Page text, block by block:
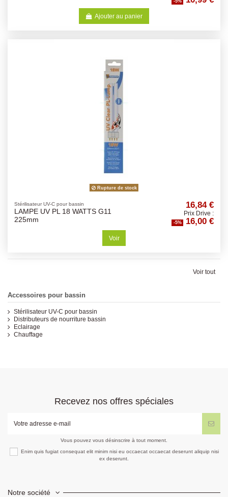
Ajouter au panier
Rupture de stock
Stérilisateur UV-C pour bassin
LAMPE UV PL 18 WATTS G11
225mm
16,84 €
Prix Drive :
-5% 16,00 €
Voir
Voir tout
Accessoires pour bassin
Stérilisateur UV-C pour bassin
Distributeurs de nourriture bassin
Eclairage
Chauffage
Recevez nos offres spéciales
Vous pouvez vous désinscrire à tout moment.
Enim quis fugiat consequat elit minim nisi eu occaecat occaecat deserunt aliquip nisi
ex deserunt.
Notre société